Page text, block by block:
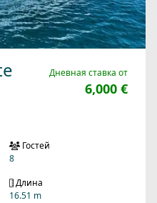
Дневная ставка от
6,000 €
Гостей
8
Длина
16.51 m